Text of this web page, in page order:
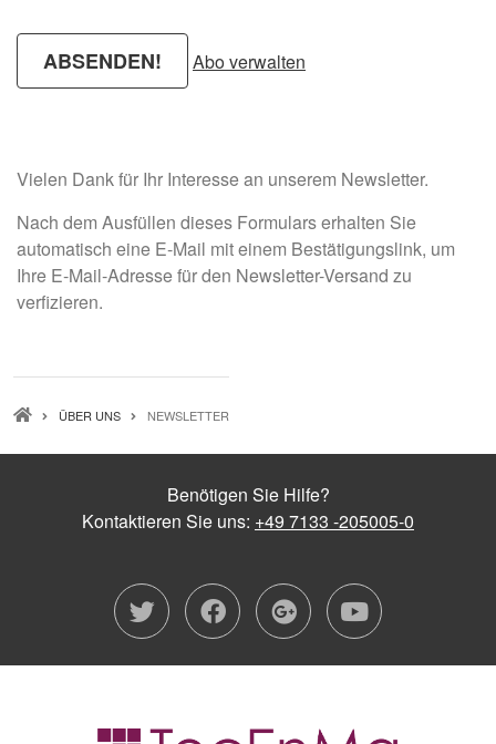
Vielen Dank für Ihr Interesse an unserem Newsletter.
Nach dem Ausfüllen dieses Formulars erhalten Sie
automatisch eine E-Mail mit einem Bestätigungslink, um
Ihre E-Mail-Adresse für den Newsletter-Versand zu
verfizieren.
Abo verwalten
PFADNAVIGATION
ÜBER UNS NEWSLETTER
Benötigen Sie Hilfe?
Kontaktieren Sie uns: +49 7133 -205005-0
twitterfacebook
google-